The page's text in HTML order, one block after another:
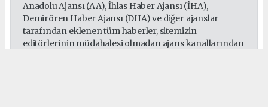
Anadolu Ajansı (AA), İhlas Haber Ajansı (İHA),
Demirören Haber Ajansı (DHA) ve diğer ajanslar
tarafından eklenen tüm haberler, sitemizin
editörlerinin müdahalesi olmadan ajans kanallarından